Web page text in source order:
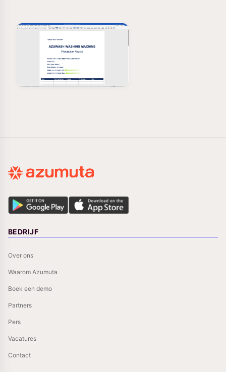
BEDRIJF
Over ons
Waarom Azumuta
Boek een demo
Partners
Pers
Vacatures
Contact